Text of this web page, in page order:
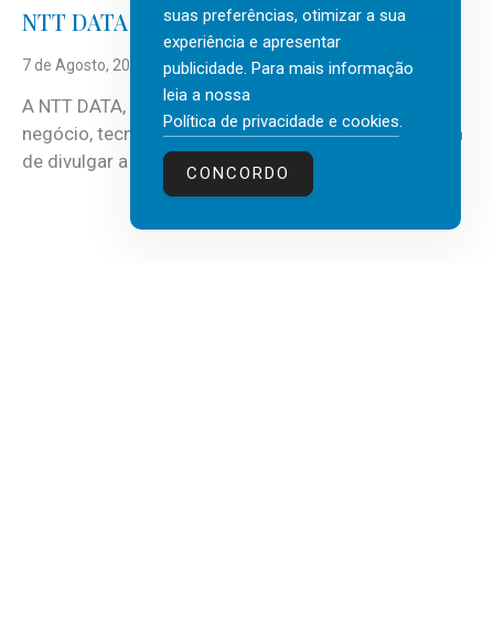
NTT DATA Insurtech Global Outlook 2026
7 de Agosto, 2026
A NTT DATA, consultora global em serviços de
negócio, tecnologia e inteligência artificial (IA), acaba
de divulgar a mais recente...
suas preferências, otimizar a sua
experiência e apresentar
publicidade. Para mais informação
leia a nossa
Política de privacidade e cookies.
CONCORDO